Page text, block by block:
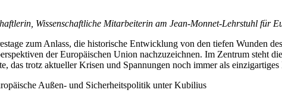
Wissenschaftliche Mitarbeiterin am Jean-Monnet-Lehrstuhl für
zum Anlass, die historische Entwicklung von den tiefen Wunden
der Europäischen Union nachzuzeichnen. Im Zentrum steht
das trotz aktueller Krisen und Spannungen noch immer als
Außen- und Sicherheitspolitik unter Kubilius